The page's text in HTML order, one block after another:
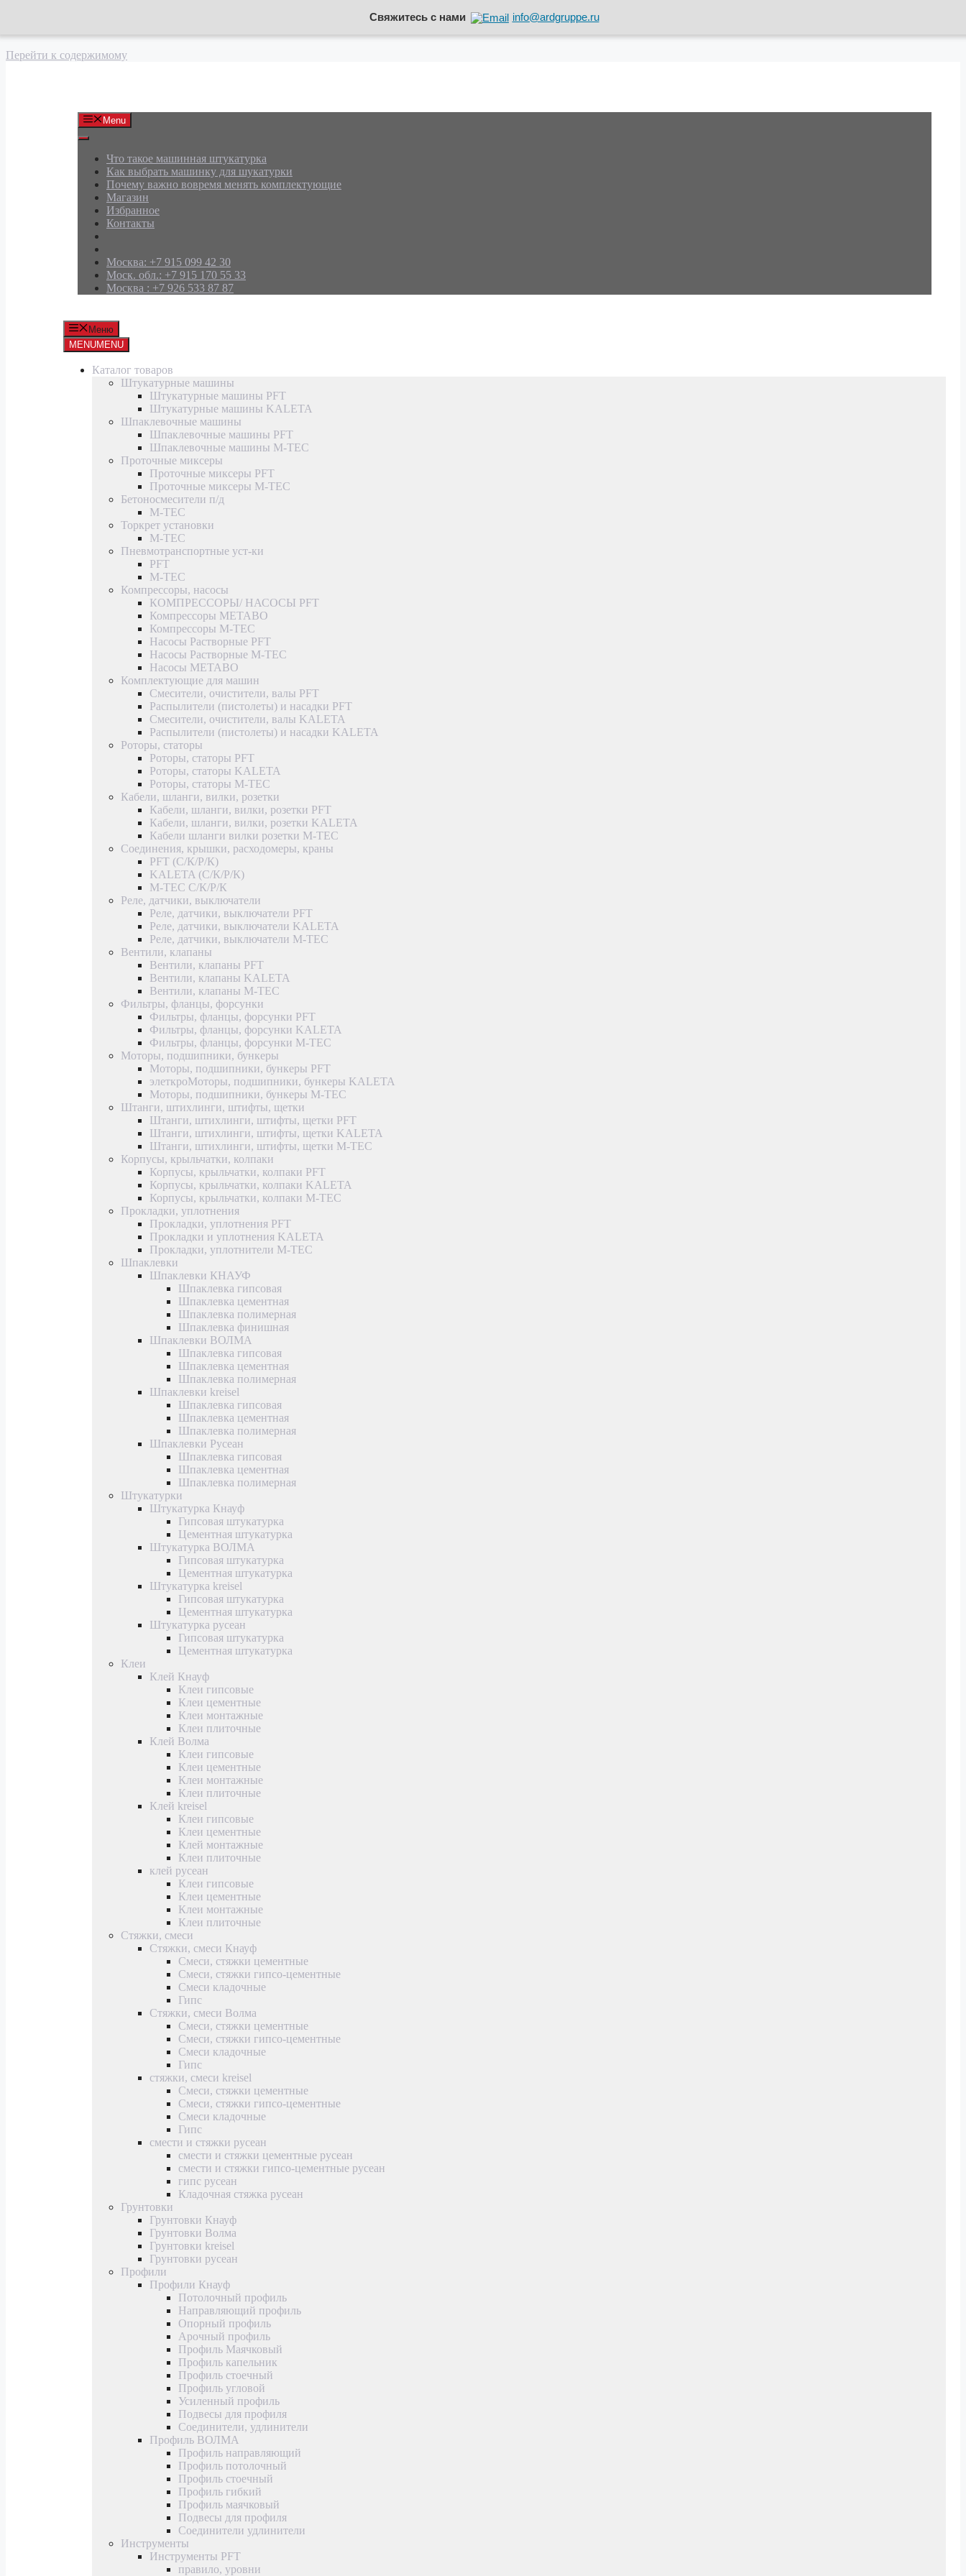
Свяжитесь с нами info@ardgruppe.ru
Перейти к содержимому
Menu
Что такое машинная штукатурка
Как выбрать машинку для шукатурки
Почему важно вовремя менять комплектующие
Магазин
Избранное
Контакты
Москва: +7 915 099 42 30
Моск. обл.: +7 915 170 55 33
Москва : +7 926 533 87 87
Меню
MENUMENU
Каталог товаров
Штукатурные машины
Штукатурные машины PFT
Штукатурные машины KALETA
Шпаклевочные машины
Шпаклевочные машины PFT
Шпаклевочные машины M-TEC
Проточные миксеры
Проточные миксеры PFT
Проточные миксеры M-TEC
Бетоносмесители п/д
M-TEC
Торкрет установки
M-TEC
Пневмотранспортные уст-ки
PFT
M-TEC
Компрессоры, насосы
КОМПРЕССОРЫ/ НАСОСЫ PFT
Компрессоры METABO
Компрессоры M-TEC
Насосы Растворные PFT
Насосы Растворные M-TEC
Насосы METABO
Комплектующие для машин
Смесители, очистители, валы PFT
Распылители (пистолеты) и насадки PFT
Смесители, очистители, валы KALETA
Распылители (пистолеты) и насадки KALETA
Роторы, статоры
Роторы, статоры PFT
Роторы, статоры KALETA
Роторы, статоры M-TEC
Кабели, шланги, вилки, розетки
Кабели, шланги, вилки, розетки PFT
Кабели, шланги, вилки, розетки KALETA
Кабели шланги вилки розетки M-TEC
Соединения, крышки, расходомеры, краны
PFT (С/К/Р/К)
KALETA (С/К/Р/К)
M-TEC С/К/Р/К
Реле, датчики, выключатели
Реле, датчики, выключатели PFT
Реле, датчики, выключатели KALETA
Реле, датчики, выключатели M-TEC
Вентили, клапаны
Вентили, клапаны PFT
Вентили, клапаны KALETA
Вентили, клапаны M-TEC
Фильтры, фланцы, форсунки
Фильтры, фланцы, форсунки PFT
Фильтры, фланцы, форсунки KALETA
Фильтры, фланцы, форсунки M-TEC
Моторы, подшипники, бункеры
Моторы, подшипники, бункеры PFT
элеткроМоторы, подшипники, бункеры KALETA
Моторы, подшипники, бункеры M-TEC
Штанги, штихлинги, штифты, щетки
Штанги, штихлинги, штифты, щетки PFT
Штанги, штихлинги, штифты, щетки KALETA
Штанги, штихлинги, штифты, щетки M-TEC
Корпусы, крыльчатки, колпаки
Корпусы, крыльчатки, колпаки PFT
Корпусы, крыльчатки, колпаки KALETA
Корпусы, крыльчатки, колпаки M-TEC
Прокладки, уплотнения
Прокладки, уплотнения PFT
Прокладки и уплотнения KALETA
Прокладки, уплотнители M-TEC
Шпаклевки
Шпаклевки КНАУФ
Шпаклевка гипсовая
Шпаклевка цементная
Шпаклевка полимерная
Шпаклевка финишная
Шпаклевки ВОЛМА
Шпаклевка гипсовая
Шпаклевка цементная
Шпаклевка полимерная
Шпаклевки kreisel
Шпаклевка гипсовая
Шпаклевка цементная
Шпаклевка полимерная
Шпаклевки Русеан
Шпаклевка гипсовая
Шпаклевка цементная
Шпаклевка полимерная
Штукатурки
Штукатурка Кнауф
Гипсовая штукатурка
Цементная штукатурка
Штукатурка ВОЛМА
Гипсовая штукатурка
Цементная штукатурка
Штукатурка kreisel
Гипсовая штукатурка
Цементная штукатурка
Штукатурка русеан
Гипсовая штукатурка
Цементная штукатурка
Клеи
Клей Кнауф
Клеи гипсовые
Клеи цементные
Клеи монтажные
Клеи плиточные
Клей Волма
Клеи гипсовые
Клеи цементные
Клеи монтажные
Клеи плиточные
Клей kreisel
Клеи гипсовые
Клеи цементные
Клей монтажные
Клеи плиточные
клей русеан
Клеи гипсовые
Клеи цементные
Клеи монтажные
Клеи плиточные
Стяжки, смеси
Стяжки, смеси Кнауф
Смеси, стяжки цементные
Смеси, стяжки гипсо-цементные
Смеси кладочные
Гипс
Стяжки, смеси Волма
Смеси, стяжки цементные
Смеси, стяжки гипсо-цементные
Смеси кладочные
Гипс
стяжки, смеси kreisel
Смеси, стяжки цементные
Смеси, стяжки гипсо-цементные
Смеси кладочные
Гипс
смести и стяжки русеан
смести и стяжки цементные русеан
смести и стяжки гипсо-цементные русеан
гипс русеан
Кладочная стяжка русеан
Грунтовки
Грунтовки Кнауф
Грунтовки Волма
Грунтовки kreisel
Грунтовки русеан
Профили
Профили Кнауф
Потолочный профиль
Направляющий профиль
Опорный профиль
Арочный профиль
Профиль Маячковый
Профиль капельник
Профиль стоечный
Профиль угловой
Усиленный профиль
Подвесы для профиля
Соединители, удлинители
Профиль ВОЛМА
Профиль направляющий
Профиль потолочный
Профиль стоечный
Профиль гибкий
Профиль маячковый
Подвесы для профиля
Соединители удлинители
Инструменты
Инструменты PFT
правило, уровни